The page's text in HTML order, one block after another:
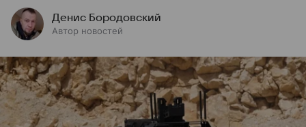
Денис Бородовский
Автор новостей